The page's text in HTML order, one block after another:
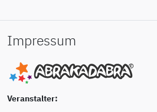
Impressum
Veranstalter: